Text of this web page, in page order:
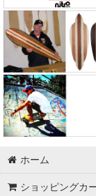
Surfone
Grind King
Sector9
Abec11
Kryptonics
Swiss Bones
Powell
ホーム
ショッピングカ